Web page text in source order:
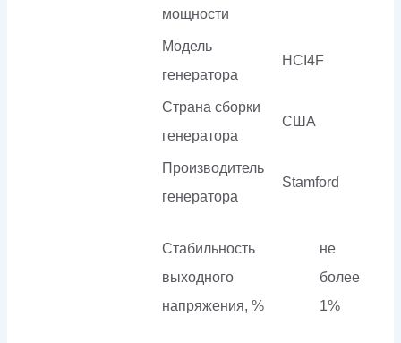
мощности
Модель
генератора
HCI4F
Страна сборки
генератора
США
Производитель
генератора
Stamford
Стабильность
выходного
напряжения, %
не
более
1%